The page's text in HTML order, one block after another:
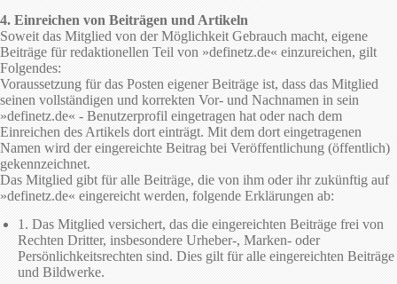
4. Einreichen von Beiträgen und Artikeln
Soweit das Mitglied von der Möglichkeit Gebrauch macht, eigene
Beiträge für redaktionellen Teil von »definetz.de« einzureichen, gilt
Folgendes:
Voraussetzung für das Posten eigener Beiträge ist, dass das Mitglied
seinen vollständigen und korrekten Vor- und Nachnamen in sein
»definetz.de« - Benutzerprofil eingetragen hat oder nach dem
Einreichen des Artikels dort einträgt. Mit dem dort eingetragenen
Namen wird der eingereichte Beitrag bei Veröffentlichung (öffentlich)
gekennzeichnet.
Das Mitglied gibt für alle Beiträge, die von ihm oder ihr zukünftig auf
»definetz.de« eingereicht werden, folgende Erklärungen ab:
1. Das Mitglied versichert, das die eingereichten Beiträge frei von
Rechten Dritter, insbesondere Urheber-, Marken- oder
Persönlichkeitsrechten sind. Dies gilt für alle eingereichten Beiträge
und Bildwerke.